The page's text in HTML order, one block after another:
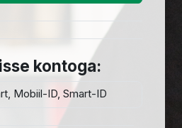
kontoga:
Mobiil-ID, Smart-ID